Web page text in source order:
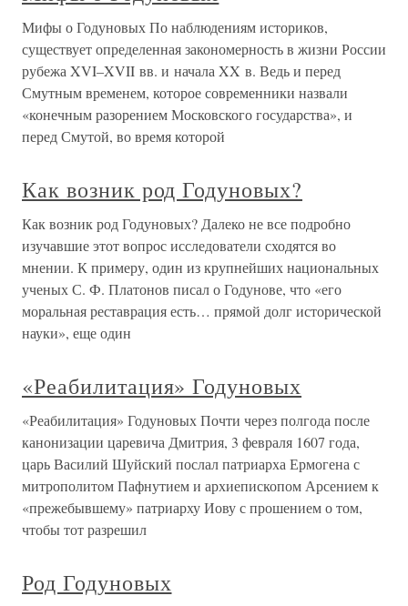
Мифы о Годуновых По наблюдениям историков,
существует определенная закономерность в жизни России
рубежа XVI–XVII вв. и начала XX в. Ведь и перед
Смутным временем, которое современники назвали
«конечным разорением Московского государства», и
перед Смутой, во время которой
Как возник род Годуновых?
Как возник род Годуновых? Далеко не все подробно
изучавшие этот вопрос исследователи сходятся во
мнении. К примеру, один из крупнейших национальных
ученых С. Ф. Платонов писал о Годунове, что «его
моральная реставрация есть… прямой долг исторической
науки», еще один
«Реабилитация» Годуновых
«Реабилитация» Годуновых Почти через полгода после
канонизации царевича Дмитрия, 3 февраля 1607 года,
царь Василий Шуйский послал патриарха Ермогена с
митрополитом Пафнутием и архиепископом Арсением к
«прежебывшему» патриарху Иову с прошением о том,
чтобы тот разрешил
Род Годуновых